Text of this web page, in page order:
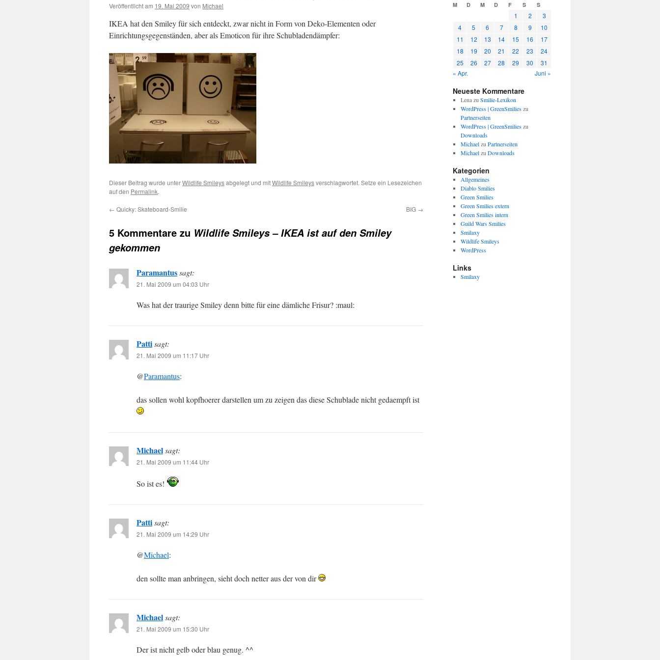
Veröffentlicht am 19. Mai 2009 von Michael
IKEA hat den Smiley für sich entdeckt, zwar nicht in Form von Deko-Elementen oder
Einrichtungsgegenständen, aber als Emoticon für ihre Schubladendämpfer:
Dieser Beitrag wurde unterWildlife Smileysabgelegt und mitWildlife Smileysverschlagwortet. Setze ein Lesezeichen
auf den Permalink.
← Quicky: Skateboard-Smilie BIG →
5 Kommentare zu Wildlife Smileys – IKEA ist auf den Smiley
gekommen
Paramantussagt:
21. Mai 2009 um 04:03 Uhr
Was hat der traurige Smiley denn bitte für eine dämliche Frisur? :maul:
Pattisagt:
21. Mai 2009 um 11:17 Uhr
@Paramantus:
das sollen wohl kopfhoerer darstellen um zu zeigen das diese Schublade nicht gedaempft ist
Michaelsagt:
21. Mai 2009 um 11:44 Uhr
So ist es!
Pattisagt:
21. Mai 2009 um 14:29 Uhr
@Michael:
den sollte man anbringen, sieht doch netter aus der von dir
Michaelsagt:
21. Mai 2009 um 15:30 Uhr
Der ist nicht gelb oder blau genug. ^^
M D M D F S S
1 2
3
4
5 6 7 8 9
10
11
12 13 14 15 16
17
18
19 20 21 22 23
24
25
26 27 28 29 30
31
« Apr.
Juni »
Neueste Kommentare
Lenazu Smilie-Lexikon
WordPress | GreenSmilieszu
Partnerseiten
WordPress | GreenSmilieszu
Downloads
Michaelzu Partnerseiten
Michaelzu Downloads
Kategorien
Allgemeines
Diablo Smilies
Green Smilies
Green Smilies extern
Green Smilies intern
Guild Wars Smilies
Smilaxy
Wildlife Smileys
WordPress
Links
Smilaxy